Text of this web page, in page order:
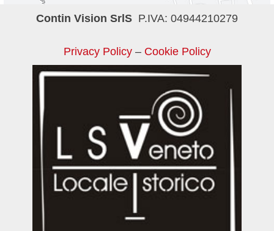
Contin Vision SrlS P.IVA: 04944210279
Privacy Policy– Cookie Policy